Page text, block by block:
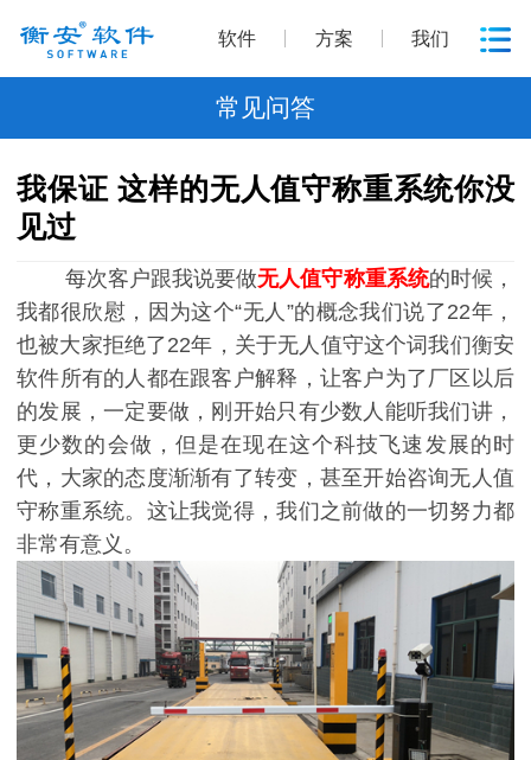
软件 方案 我们
常见问答
我保证 这样的无人值守称重系统你没
见过
每次客户跟我说要做无人值守称重系统的时候，
我都很欣慰，因为这个“无人”的概念我们说了22年，
也被大家拒绝了22年，关于无人值守这个词我们衡安
软件所有的人都在跟客户解释，让客户为了厂区以后
的发展，一定要做，刚开始只有少数人能听我们讲，
更少数的会做，但是在现在这个科技飞速发展的时
代，大家的态度渐渐有了转变，甚至开始咨询无人值
守称重系统。这让我觉得，我们之前做的一切努力都
非常有意义。